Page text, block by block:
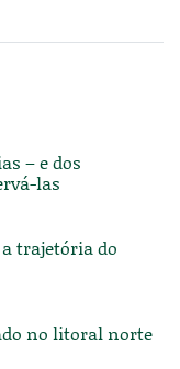
– e dos
las
trajetória do
no litoral norte